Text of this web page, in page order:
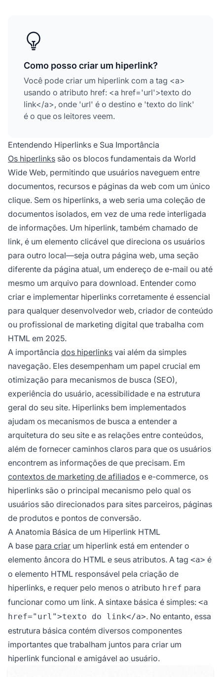
Como posso criar um hiperlink?
Você pode criar um hiperlink com a tag <a>
usando o atributo href: <a href='url'>texto do
link</a>, onde 'url' é o destino e 'texto do link'
é o que os leitores veem.
Entendendo Hiperlinks e Sua Importância
Os hiperlinks são os blocos fundamentais da World
Wide Web, permitindo que usuários naveguem entre
documentos, recursos e páginas da web com um único
clique. Sem os hiperlinks, a web seria uma coleção de
documentos isolados, em vez de uma rede interligada
de informações. Um hiperlink, também chamado de
link, é um elemento clicável que direciona os usuários
para outro local—seja outra página web, uma seção
diferente da página atual, um endereço de e-mail ou até
mesmo um arquivo para download. Entender como
criar e implementar hiperlinks corretamente é essencial
para qualquer desenvolvedor web, criador de conteúdo
ou profissional de marketing digital que trabalha com
HTML em 2025.
A importância dos hiperlinks vai além da simples
navegação. Eles desempenham um papel crucial em
otimização para mecanismos de busca (SEO),
experiência do usuário, acessibilidade e na estrutura
geral do seu site. Hiperlinks bem implementados
ajudam os mecanismos de busca a entender a
arquitetura do seu site e as relações entre conteúdos,
além de fornecer caminhos claros para que os usuários
encontrem as informações de que precisam. Em
contextos de marketing de afiliados e e-commerce, os
hiperlinks são o principal mecanismo pelo qual os
usuários são direcionados para sites parceiros, páginas
de produtos e pontos de conversão.
A Anatomia Básica de um Hiperlink HTML
A base para criar um hiperlink está em entender o
elemento âncora do HTML e seus atributos. A tag <a> é
o elemento HTML responsável pela criação de
hiperlinks, e requer pelo menos o atributo href para
funcionar como um link. A sintaxe básica é simples: <a
href="url">texto do link</a>. No entanto, essa
estrutura básica contém diversos componentes
importantes que trabalham juntos para criar um
hiperlink funcional e amigável ao usuário.